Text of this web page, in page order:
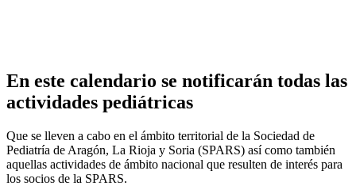
En este calendario se notificarán todas las
actividades pediátricas
Que se lleven a cabo en el ámbito territorial de la Sociedad de
Pediatría de Aragón, La Rioja y Soria (SPARS) así como también
aquellas actividades de ámbito nacional que resulten de interés para
los socios de la SPARS.